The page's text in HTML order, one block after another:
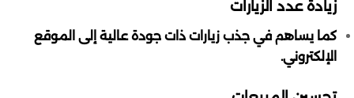
زيادة عدد الزيارات
كما يساهم في جذب زيارات ذات جودة عالية إلى الموقع
الإلكتروني.